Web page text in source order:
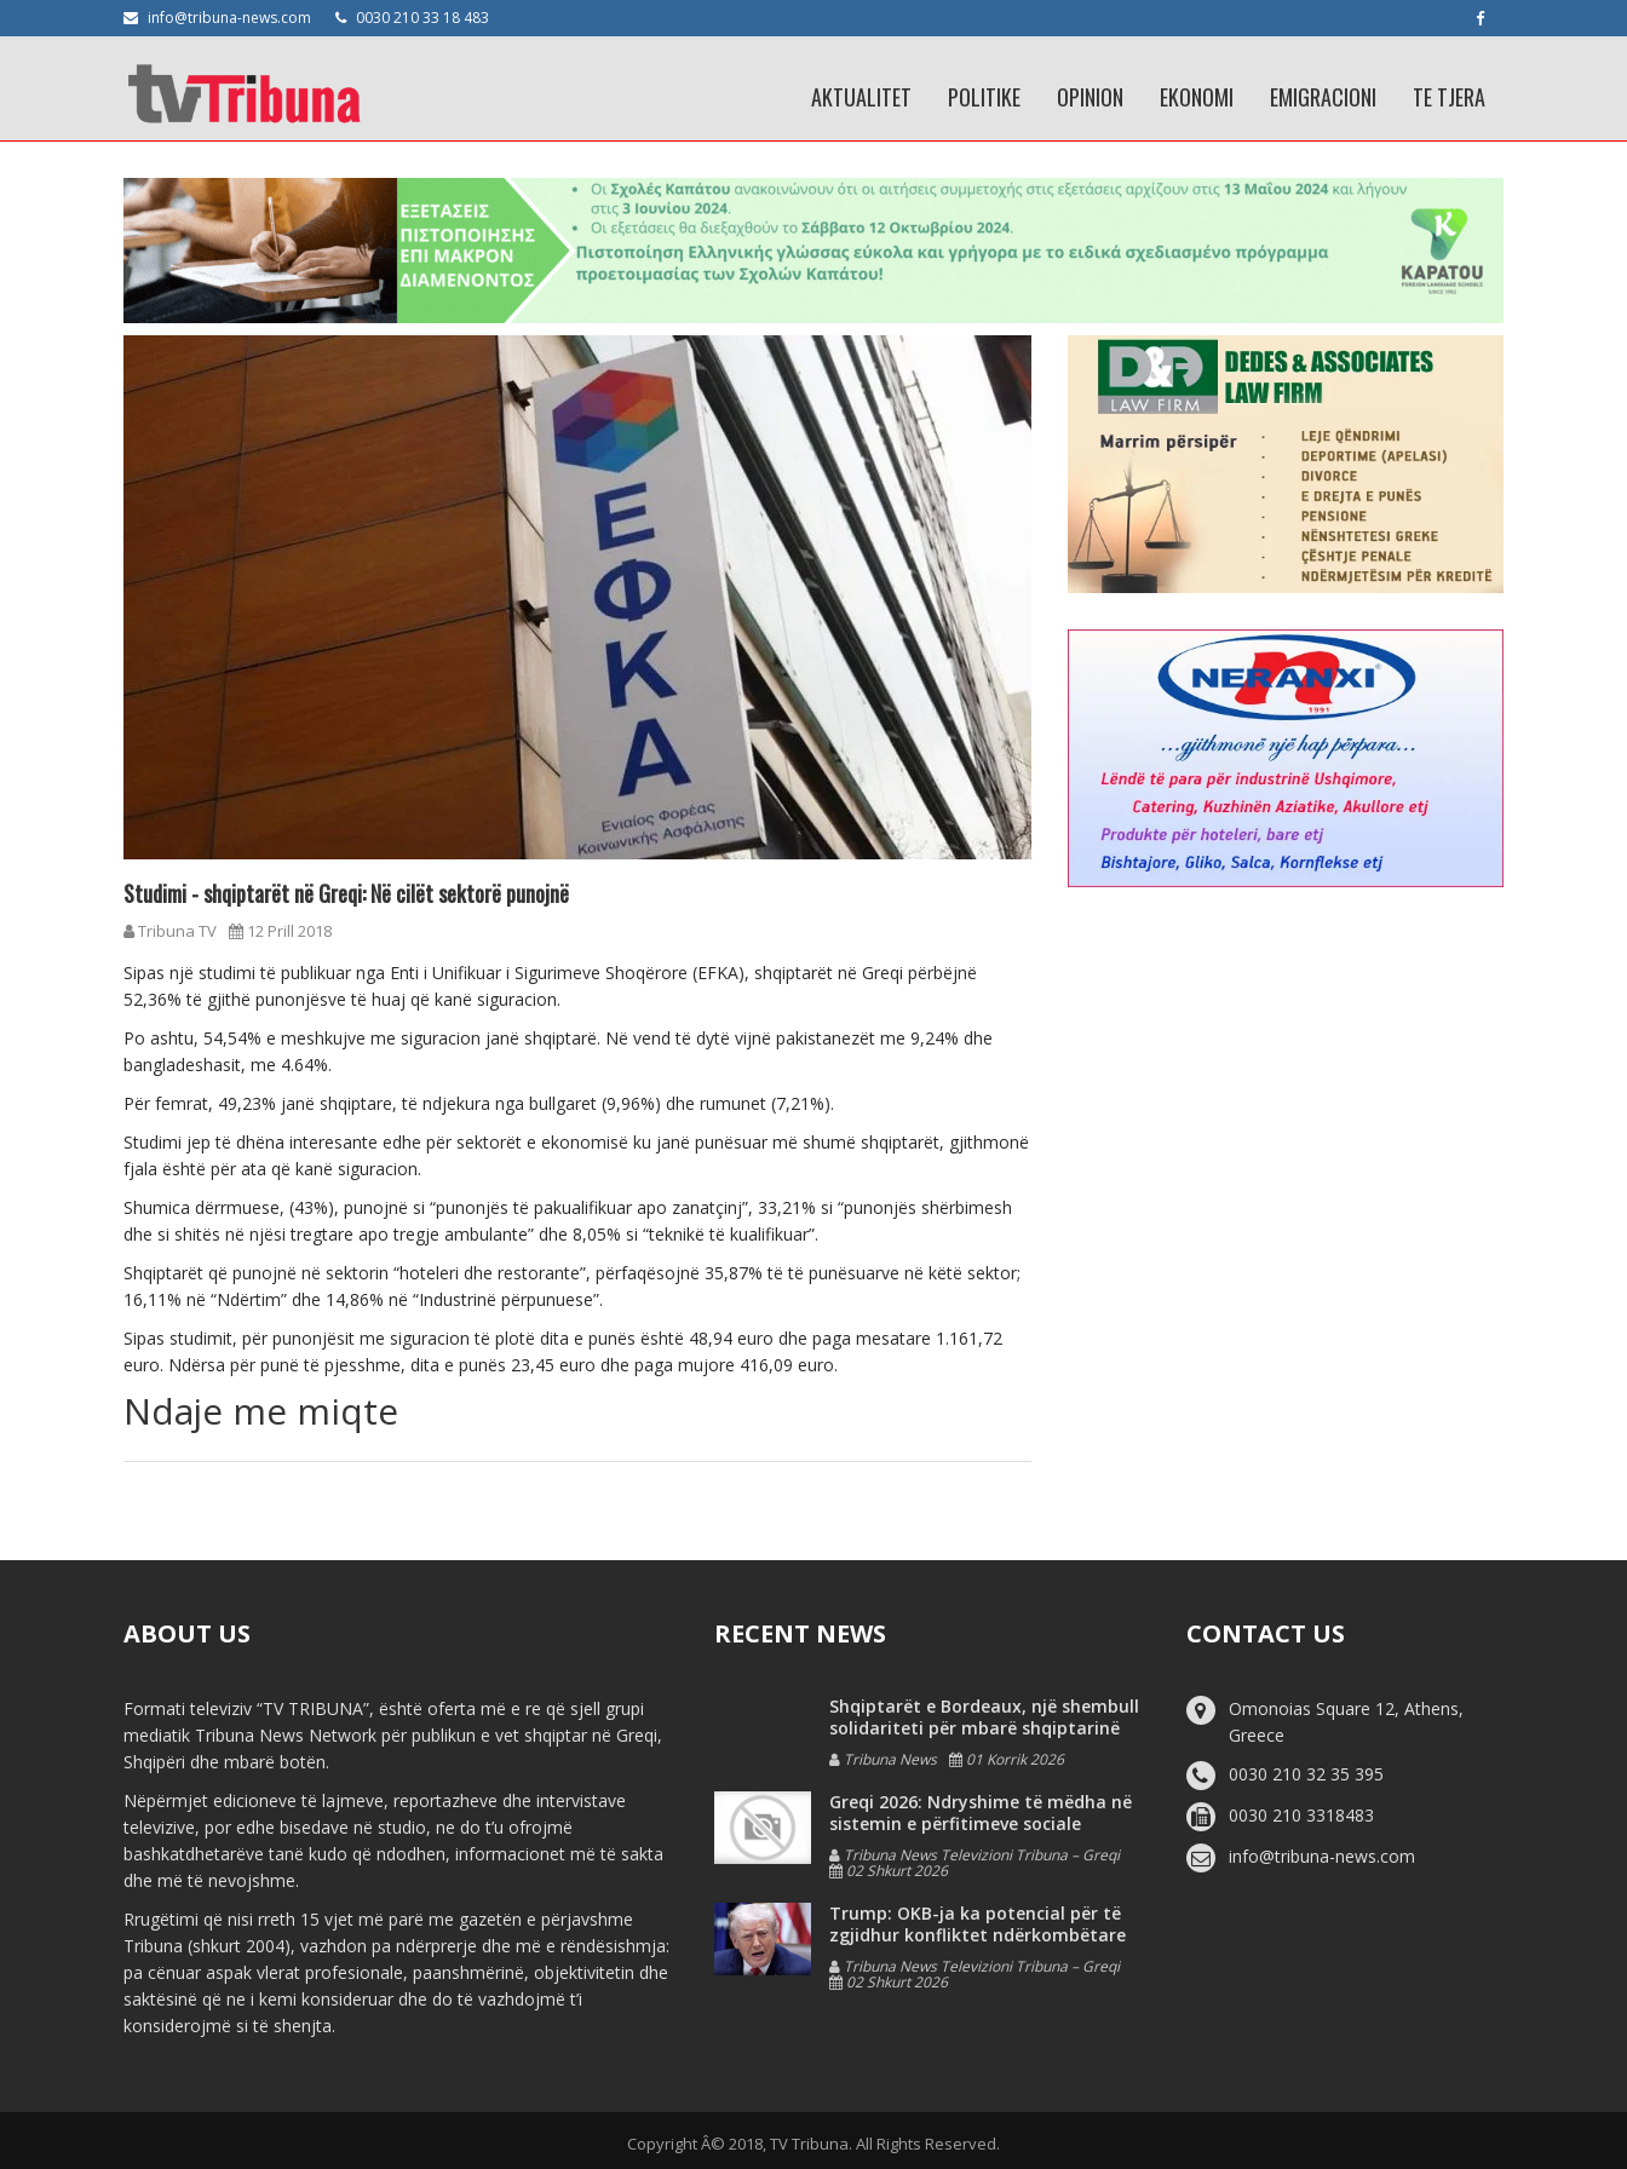
info@tribuna-news.com 0030 210 33 18 483
AKTUALITET POLITIKE OPINION EKONOMI EMIGRACIONI TE TJERA
Studimi - shqiptarët në Greqi: Në cilët sektorë punojnë
Tribuna TV 12 Prill 2018
Sipas një studimi të publikuar nga Enti i Unifikuar i Sigurimeve Shoqërore (EFKA), shqiptarët në Greqi përbëjnë
52,36% të gjithë punonjësve të huaj që kanë siguracion.
Po ashtu, 54,54% e meshkujve me siguracion janë shqiptarë. Në vend të dytë vijnë pakistanezët me 9,24% dhe
bangladeshasit, me 4.64%.
Për femrat, 49,23% janë shqiptare, të ndjekura nga bullgaret (9,96%) dhe rumunet (7,21%).
Studimi jep të dhëna interesante edhe për sektorët e ekonomisë ku janë punësuar më shumë shqiptarët, gjithmonë
fjala është për ata që kanë siguracion.
Shumica dërrmuese, (43%), punojnë si “punonjës të pakualifikuar apo zanatçinj”, 33,21% si “punonjës shërbimesh
dhe si shitës në njësi tregtare apo tregje ambulante” dhe 8,05% si “teknikë të kualifikuar”.
Shqiptarët që punojnë në sektorin “hoteleri dhe restorante”, përfaqësojnë 35,87% të të punësuarve në këtë sektor;
16,11% në “Ndërtim” dhe 14,86% në “Industrinë përpunuese”.
Sipas studimit, për punonjësit me siguracion të plotë dita e punës është 48,94 euro dhe paga mesatare 1.161,72
euro. Ndërsa për punë të pjesshme, dita e punës 23,45 euro dhe paga mujore 416,09 euro.
Ndaje me miqte
ABOUT US
Formati televiziv “TV TRIBUNA”, është oferta më e re që sjell grupi
mediatik Tribuna News Network për publikun e vet shqiptar në Greqi,
Shqipëri dhe mbarë botën.
Nëpërmjet edicioneve të lajmeve, reportazheve dhe intervistave
televizive, por edhe bisedave në studio, ne do t’u ofrojmë
bashkatdhetarëve tanë kudo që ndodhen, informacionet më të sakta
dhe më të nevojshme.
Rrugëtimi që nisi rreth 15 vjet më parë me gazetën e përjavshme
Tribuna (shkurt 2004), vazhdon pa ndërprerje dhe më e rëndësishmja:
pa cënuar aspak vlerat profesionale, paanshmërinë, objektivitetin dhe
saktësinë që ne i kemi konsideruar dhe do të vazhdojmë t’i
konsiderojmë si të shenjta.
RECENT NEWS
Shqiptarët e Bordeaux, një shembull
solidariteti për mbarë shqiptarinë
Tribuna News 01 Korrik 2026
Greqi 2026: Ndryshime të mëdha në
sistemin e përfitimeve sociale
Tribuna News Televizioni Tribuna – Greqi
02 Shkurt 2026
Trump: OKB-ja ka potencial për të
zgjidhur konfliktet ndërkombëtare
Tribuna News Televizioni Tribuna – Greqi
02 Shkurt 2026
CONTACT US
Omonoias Square 12, Athens,
Greece
0030 210 32 35 395
0030 210 3318483
info@tribuna-news.com
Copyright Â© 2018, TV Tribuna. All Rights Reserved.